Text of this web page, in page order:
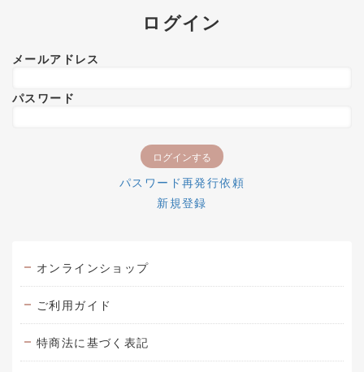
ログイン
メールアドレス
パスワード
パスワード再発行依頼
新規登録
オンラインショップ
ご利用ガイド
特商法に基づく表記